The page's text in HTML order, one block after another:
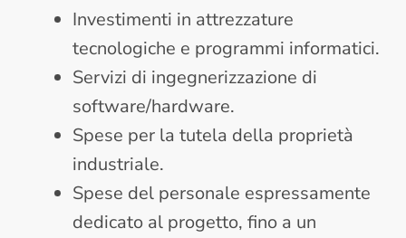
Investimenti in attrezzature
tecnologiche e programmi informatici.
Servizi di ingegnerizzazione di
software/hardware.
Spese per la tutela della proprietà
industriale.
Spese del personale espressamente
dedicato al progetto, fino a un